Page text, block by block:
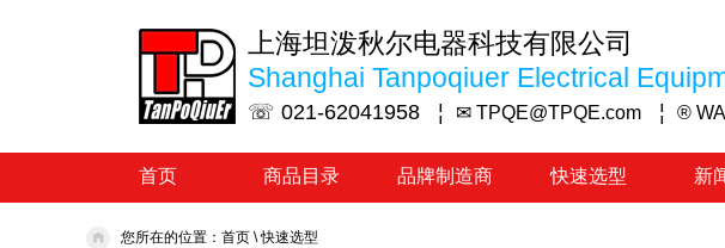
上海坦泼秋尔电器科技有限公司
Shanghai Tanpoqiuer Electrical
☏ 021-62041958 ¦ ✉ TPQE@TPQE.com ¦ ®
首页 商品目录 品牌制造商 快速选型 新
您所在的位置： 首页 \快速选型